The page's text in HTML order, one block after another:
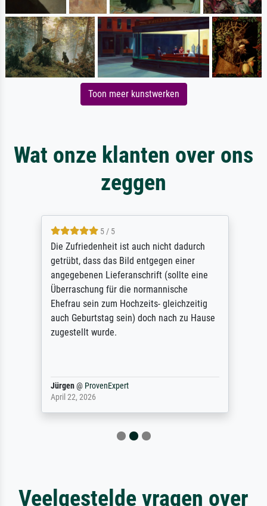
Toon meer kunstwerken
Wat onze klanten over ons
zeggen
5 / 5
Die Zufriedenheit ist auch nicht dadurch
getrübt, dass das Bild entgegen einer
angegebenen Lieferanschrift (sollte eine
Überraschung für die normannische
Ehefrau sein zum Hochzeits- gleichzeitig
auch Geburtstag sein) doch nach zu Hause
zugestellt wurde.
Jürgen@ ProvenExpert
April 22, 2026
Veelgestelde vragen over